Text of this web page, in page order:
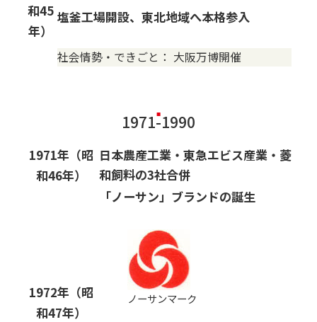
和45
年）
塩釜工場開設、東北地域へ本格参入
社会情勢・できごと： 大阪万博開催
1971-1990
1971年（昭
和46年）
日本農産工業・東急エビス産業・菱
和飼料の3社合併
1972年（昭
和47年）
「ノーサン」ブランドの誕生
ノーサンマーク